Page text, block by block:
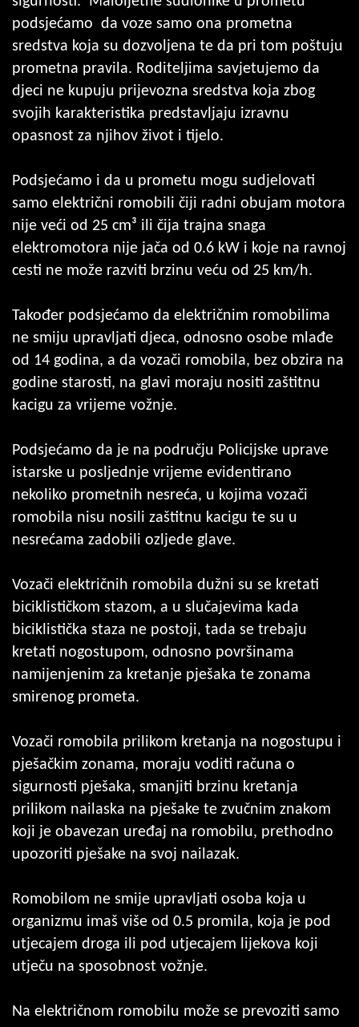
podsjećamo da voze samo ona prometna
sredstva koja su dozvoljena te da pri tom poštuju
prometna pravila. Roditeljima savjetujemo da
djeci ne kupuju prijevozna sredstva koja zbog
svojih karakteristika predstavljaju izravnu
opasnost za njihov život i tijelo.
Podsjećamo i da u prometu mogu sudjelovati
samo električni romobili čiji radni obujam motora
nije veći od 25 cm³ ili čija trajna snaga
elektromotora nije jača od 0.6 kW i koje na ravnoj
cesti ne može razviti brzinu veću od 25 km/h.
Također podsjećamo da električnim romobilima
ne smiju upravljati djeca, odnosno osobe mlađe
od 14 godina, a da vozači romobila, bez obzira na
godine starosti, na glavi moraju nositi zaštitnu
kacigu za vrijeme vožnje.
Podsjećamo da je na području Policijske uprave
istarske u posljednje vrijeme evidentirano
nekoliko prometnih nesreća, u kojima vozači
romobila nisu nosili zaštitnu kacigu te su u
nesrećama zadobili ozljede glave.
Vozači električnih romobila dužni su se kretati
biciklističkom stazom, a u slučajevima kada
biciklistička staza ne postoji, tada se trebaju
kretati nogostupom, odnosno površinama
namijenjenim za kretanje pješaka te zonama
smirenog prometa.
Vozači romobila prilikom kretanja na nogostupu i
pješačkim zonama, moraju voditi računa o
sigurnosti pješaka, smanjiti brzinu kretanja
prilikom nailaska na pješake te zvučnim znakom
koji je obavezan uređaj na romobilu, prethodno
upozoriti pješake na svoj nailazak.
Romobilom ne smije upravljati osoba koja u
organizmu imaš više od 0.5 promila, koja je pod
utjecajem droga ili pod utjecajem lijekova koji
utječu na sposobnost vožnje.
Na električnom romobilu može se prevoziti samo